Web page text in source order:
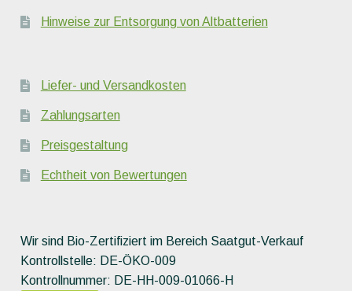
Hinweise zur Entsorgung von Altbatterien
Liefer- und Versandkosten
Zahlungsarten
Preisgestaltung
Echtheit von Bewertungen
Wir sind Bio-Zertifiziert im Bereich Saatgut-Verkauf
Kontrollstelle: DE-ÖKO-009
Kontrollnummer: DE-HH-009-01066-H